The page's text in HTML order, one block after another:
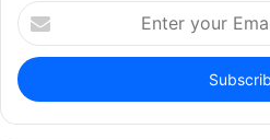
Enter
your
Email
address